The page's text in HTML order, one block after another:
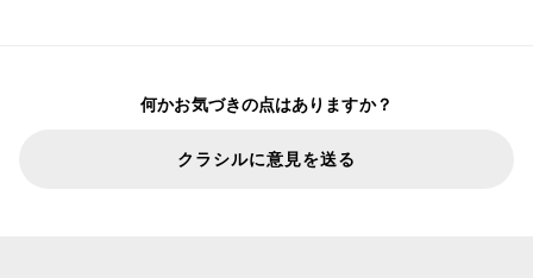
何かお気づきの点はありますか？
クラシルに意見を送る